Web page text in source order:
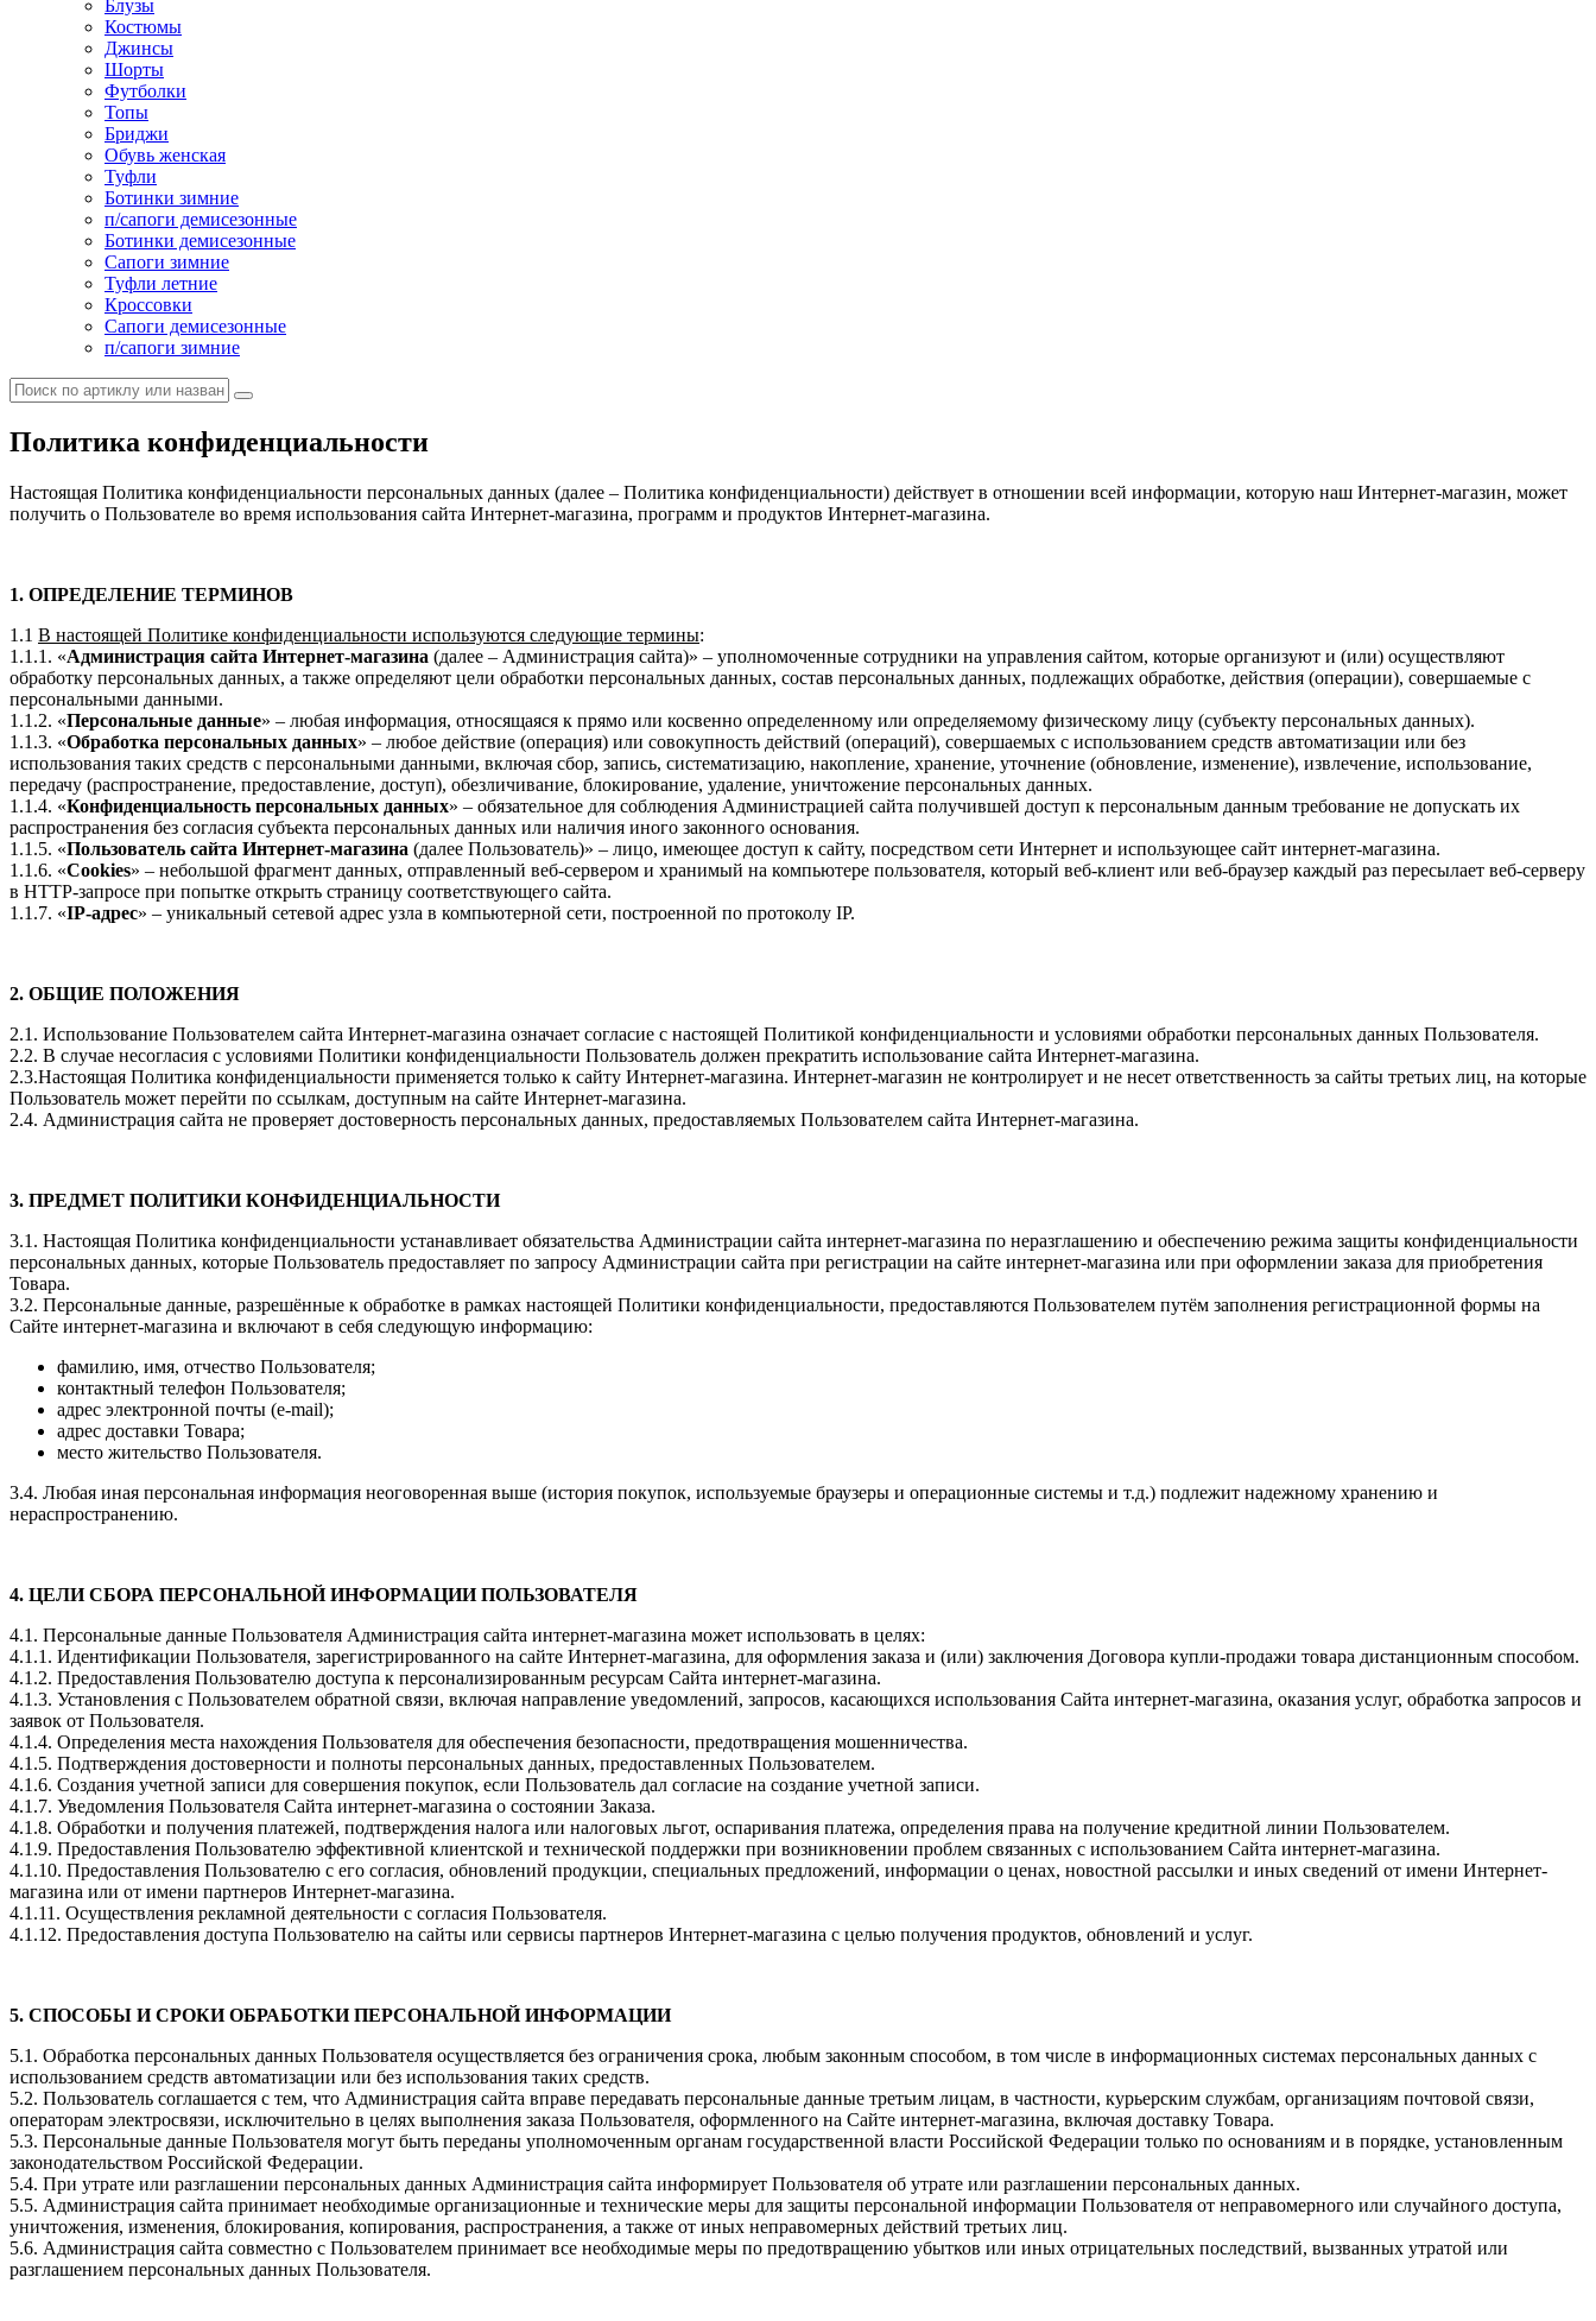
Блузы
Костюмы
Джинсы
Шорты
Футболки
Топы
Бриджи
Обувь женская
Туфли
Ботинки зимние
п/сапоги демисезонные
Ботинки демисезонные
Сапоги зимние
Туфли летние
Кроссовки
Сапоги демисезонные
п/сапоги зимние
Политика конфиденциальности
Настоящая Политика конфиденциальности персональных данных (далее – Политика конфиденциальности) действует в отношении всей информации, которую наш Интернет-магазин, может
получить о Пользователе во время использования сайта Интернет-магазина, программ и продуктов Интернет-магазина.
1. ОПРЕДЕЛЕНИЕ ТЕРМИНОВ
1.1 В настоящей Политике конфиденциальности используются следующие термины:
1.1.1. «Администрация сайта Интернет-магазина (далее – Администрация сайта)» – уполномоченные сотрудники на управления сайтом, которые организуют и (или) осуществляют
обработку персональных данных, а также определяют цели обработки персональных данных, состав персональных данных, подлежащих обработке, действия (операции), совершаемые с
персональными данными.
1.1.2. «Персональные данные» – любая информация, относящаяся к прямо или косвенно определенному или определяемому физическому лицу (субъекту персональных данных).
1.1.3. «Обработка персональных данных» – любое действие (операция) или совокупность действий (операций), совершаемых с использованием средств автоматизации или без
использования таких средств с персональными данными, включая сбор, запись, систематизацию, накопление, хранение, уточнение (обновление, изменение), извлечение, использование,
передачу (распространение, предоставление, доступ), обезличивание, блокирование, удаление, уничтожение персональных данных.
1.1.4. «Конфиденциальность персональных данных» – обязательное для соблюдения Администрацией сайта получившей доступ к персональным данным требование не допускать их
распространения без согласия субъекта персональных данных или наличия иного законного основания.
1.1.5. «Пользователь сайта Интернет-магазина (далее Пользователь)» – лицо, имеющее доступ к сайту, посредством сети Интернет и использующее сайт интернет-магазина.
1.1.6. «Cookies» – небольшой фрагмент данных, отправленный веб-сервером и хранимый на компьютере пользователя, который веб-клиент или веб-браузер каждый раз пересылает веб-серверу
в HTTP-запросе при попытке открыть страницу соответствующего сайта.
1.1.7. «IP-адрес» – уникальный сетевой адрес узла в компьютерной сети, построенной по протоколу IP.
2. ОБЩИЕ ПОЛОЖЕНИЯ
2.1. Использование Пользователем сайта Интернет-магазина означает согласие с настоящей Политикой конфиденциальности и условиями обработки персональных данных Пользователя.
2.2. В случае несогласия с условиями Политики конфиденциальности Пользователь должен прекратить использование сайта Интернет-магазина.
2.3.Настоящая Политика конфиденциальности применяется только к сайту Интернет-магазина. Интернет-магазин не контролирует и не несет ответственность за сайты третьих лиц, на которые
Пользователь может перейти по ссылкам, доступным на сайте Интернет-магазина.
2.4. Администрация сайта не проверяет достоверность персональных данных, предоставляемых Пользователем сайта Интернет-магазина.
3. ПРЕДМЕТ ПОЛИТИКИ КОНФИДЕНЦИАЛЬНОСТИ
3.1. Настоящая Политика конфиденциальности устанавливает обязательства Администрации сайта интернет-магазина по неразглашению и обеспечению режима защиты конфиденциальности
персональных данных, которые Пользователь предоставляет по запросу Администрации сайта при регистрации на сайте интернет-магазина или при оформлении заказа для приобретения
Товара.
3.2. Персональные данные, разрешённые к обработке в рамках настоящей Политики конфиденциальности, предоставляются Пользователем путём заполнения регистрационной формы на
Сайте интернет-магазина и включают в себя следующую информацию:
фамилию, имя, отчество Пользователя;
контактный телефон Пользователя;
адрес электронной почты (e-mail);
адрес доставки Товара;
место жительство Пользователя.
3.4. Любая иная персональная информация неоговоренная выше (история покупок, используемые браузеры и операционные системы и т.д.) подлежит надежному хранению и
нераспространению.
4. ЦЕЛИ СБОРА ПЕРСОНАЛЬНОЙ ИНФОРМАЦИИ ПОЛЬЗОВАТЕЛЯ
4.1. Персональные данные Пользователя Администрация сайта интернет-магазина может использовать в целях:
4.1.1. Идентификации Пользователя, зарегистрированного на сайте Интернет-магазина, для оформления заказа и (или) заключения Договора купли-продажи товара дистанционным способом.
4.1.2. Предоставления Пользователю доступа к персонализированным ресурсам Сайта интернет-магазина.
4.1.3. Установления с Пользователем обратной связи, включая направление уведомлений, запросов, касающихся использования Сайта интернет-магазина, оказания услуг, обработка запросов и
заявок от Пользователя.
4.1.4. Определения места нахождения Пользователя для обеспечения безопасности, предотвращения мошенничества.
4.1.5. Подтверждения достоверности и полноты персональных данных, предоставленных Пользователем.
4.1.6. Создания учетной записи для совершения покупок, если Пользователь дал согласие на создание учетной записи.
4.1.7. Уведомления Пользователя Сайта интернет-магазина о состоянии Заказа.
4.1.8. Обработки и получения платежей, подтверждения налога или налоговых льгот, оспаривания платежа, определения права на получение кредитной линии Пользователем.
4.1.9. Предоставления Пользователю эффективной клиентской и технической поддержки при возникновении проблем связанных с использованием Сайта интернет-магазина.
4.1.10. Предоставления Пользователю с его согласия, обновлений продукции, специальных предложений, информации о ценах, новостной рассылки и иных сведений от имени Интернет-
магазина или от имени партнеров Интернет-магазина.
4.1.11. Осуществления рекламной деятельности с согласия Пользователя.
4.1.12. Предоставления доступа Пользователю на сайты или сервисы партнеров Интернет-магазина с целью получения продуктов, обновлений и услуг.
5. СПОСОБЫ И СРОКИ ОБРАБОТКИ ПЕРСОНАЛЬНОЙ ИНФОРМАЦИИ
5.1. Обработка персональных данных Пользователя осуществляется без ограничения срока, любым законным способом, в том числе в информационных системах персональных данных с
использованием средств автоматизации или без использования таких средств.
5.2. Пользователь соглашается с тем, что Администрация сайта вправе передавать персональные данные третьим лицам, в частности, курьерским службам, организациям почтовой связи,
операторам электросвязи, исключительно в целях выполнения заказа Пользователя, оформленного на Сайте интернет-магазина, включая доставку Товара.
5.3. Персональные данные Пользователя могут быть переданы уполномоченным органам государственной власти Российской Федерации только по основаниям и в порядке, установленным
законодательством Российской Федерации.
5.4. При утрате или разглашении персональных данных Администрация сайта информирует Пользователя об утрате или разглашении персональных данных.
5.5. Администрация сайта принимает необходимые организационные и технические меры для защиты персональной информации Пользователя от неправомерного или случайного доступа,
уничтожения, изменения, блокирования, копирования, распространения, а также от иных неправомерных действий третьих лиц.
5.6. Администрация сайта совместно с Пользователем принимает все необходимые меры по предотвращению убытков или иных отрицательных последствий, вызванных утратой или
разглашением персональных данных Пользователя.